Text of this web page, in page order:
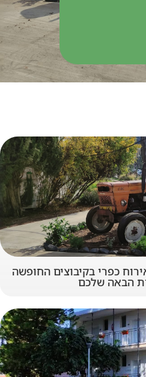
כפרי בקיבוצים החופשה
הבאה שלכם